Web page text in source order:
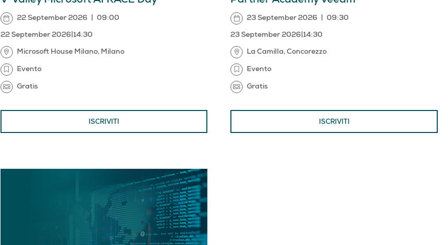
22 September 2026 09:00
22 September 2026 14:30
Microsoft House Milano, Milano
Evento
Gratis
ISCRIVITI
23 September 2026 09:30
23 September 2026 |14:30
La Camilla, Concorezzo
Evento
Gratis
ISCRIVITI